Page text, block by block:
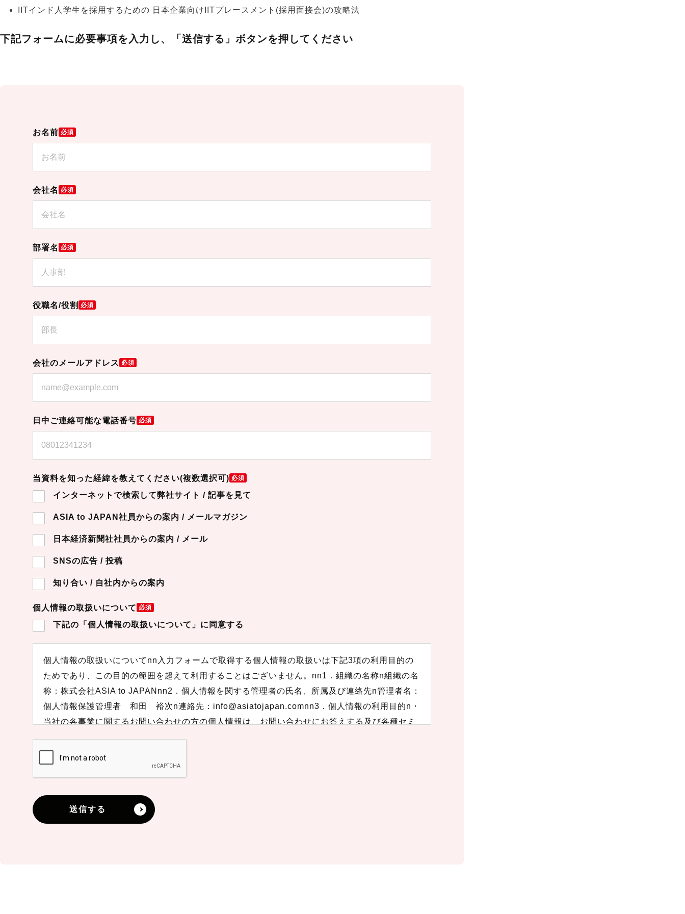
IITインド人学生を採用するための 日本企業向けIITプレースメント(採用面接会)の攻略法
下記フォームに必要事項を入力し、「送信する」ボタンを押してください
お名前 必須
会社名 必須
部署名 必須
役職名/役割 必須
会社のメールアドレス 必須
日中ご連絡可能な電話番号 必須
当資料を知った経緯を教えてください(複数選択可) 必須
インターネットで検索して弊社サイト / 記事を見て
ASIA to JAPAN社員からの案内 / メールマガジン
日本経済新聞社社員からの案内 / メール
SNSの広告 / 投稿
知り合い / 自社内からの案内
個人情報の取扱いについて 必須
下記の「個人情報の取扱いについて」に同意する
個人情報の取扱いについてnn入力フォームで取得する個人情報の取扱いは下記3項の利用目的の
ためであり、この目的の範囲を超えて利用することはございません。nn1．組織の名称n組織の名
称：株式会社ASIA to JAPANnn2．個人情報を関する管理者の氏名、所属及び連絡先n管理者名：
個人情報保護管理者 和田 裕次n連絡先：info@asiatojapan.comnn3．個人情報の利用目的n・
当社の各事業に関するお問い合わせの方の個人情報は、お問い合わせにお答えする及び各種セミ
nn4．個人情報の第三者提供n当社は、ご提供いただいた個人情報を次の場合を除き第三者に提供
いたしません。n・ご本人の同意がある場合n・法令に基づく場合n・人の生命、身体又は財産の
上又は児童の健全な育成の推進のために特に必要がある場合であって、本人の同意を得ることが
困難であるときn・国の機関若しくは地方公共団体又はその委託を受けた者が法令の定める事務
送信する